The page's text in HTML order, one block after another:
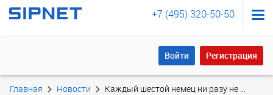
+7 (495) 320-50-50
Войти Регистрация
Войти Регистрация
Главная Новости Каждый шестой немец ни разу не выходил в интернет